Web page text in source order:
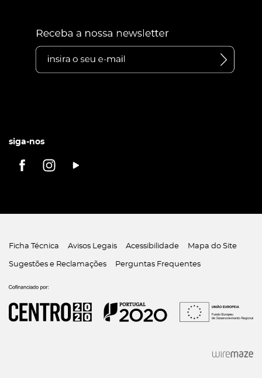
siga-nos
Ficha Técnica Avisos Legais Acessibilidade Mapa do Site
Sugestões e Reclamações Perguntas Frequentes